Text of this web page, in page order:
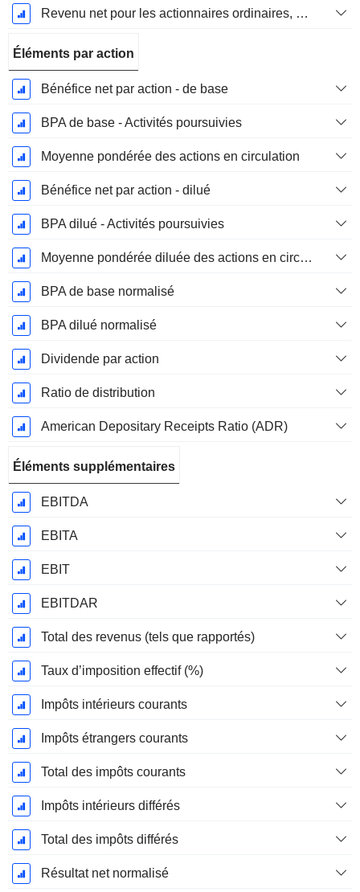
Revenu net pour les actionnaires ordinaires, hors éléments exceptionnelsRésultat net pour les actionnaires ordinaires, éléments exceptionnels exclus.
Éléments par action
Bénéfice net par action - de base
BPA de base - Activités poursuivies
Moyenne pondérée des actions en circulation
Bénéfice net par action - dilué
BPA dilué - Activités poursuivies
Moyenne pondérée diluée des actions en circulation
BPA de base normalisé
BPA dilué normalisé
Dividende par action
Ratio de distribution
American Depositary Receipts Ratio (ADR)
Éléments supplémentaires
EBITDA
EBITA
EBIT
EBITDAR
Total des revenus (tels que rapportés)
Taux d’imposition effectif (%)
Impôts intérieurs courants
Impôts étrangers courants
Total des impôts courants
Impôts intérieurs différés
Total des impôts différés
Résultat net normalisé